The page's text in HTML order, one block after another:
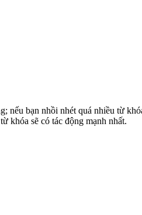
nếu bạn nhồi nhét quá nhiều từ
khóa sẽ có tác động mạnh nhất.